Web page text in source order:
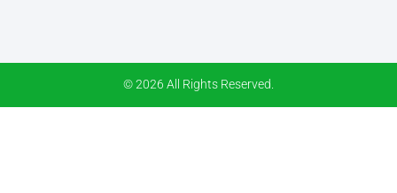
© 2026 All Rights Reserved.